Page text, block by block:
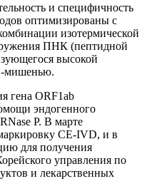
и специфичность
оптимизированы с
изотермической
ПНК (пептидной
высокой
мишенью.
гена ORF1ab
эндогенного
P. В марте
CE-IVD, и в
для получения
управления по
и лекарственных